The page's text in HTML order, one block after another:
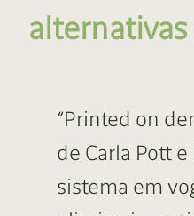
“Printed on
de Carla Pott
sistema em